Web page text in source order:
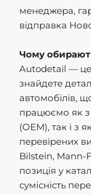
менеджера,
відправка
Чому
Autodetail — це
знайдете
автомобілів,
працюємо як з
(OEM), так і з
перевірених
Bilstein, Mann-
позиція у
сумісність